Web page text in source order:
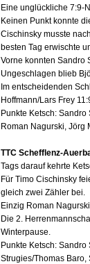
Eine unglückliche 7:9-
Keinen Punkt konnte
Cischinsky musste
besten Tag erwischte
Vorne konnten Sandro
Ungeschlagen blieb
Im entscheidenden
Hoffmann/Lars Frey
Punkte Ketsch:
Roman Nagurski, Jörg
TTC Schefflenz-
Tags darauf kehrte
Für Timo Cischinsky
gleich zwei Zähler bei.
Einzig Roman
Die 2.
Winterpause.
Punkte Ketsch:
Strugies/Thomas